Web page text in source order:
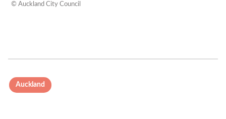
© Auckland City Council
Auckland